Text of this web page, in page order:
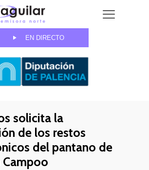
EN DIRECTO
solicita la
de los restos
del pantano de